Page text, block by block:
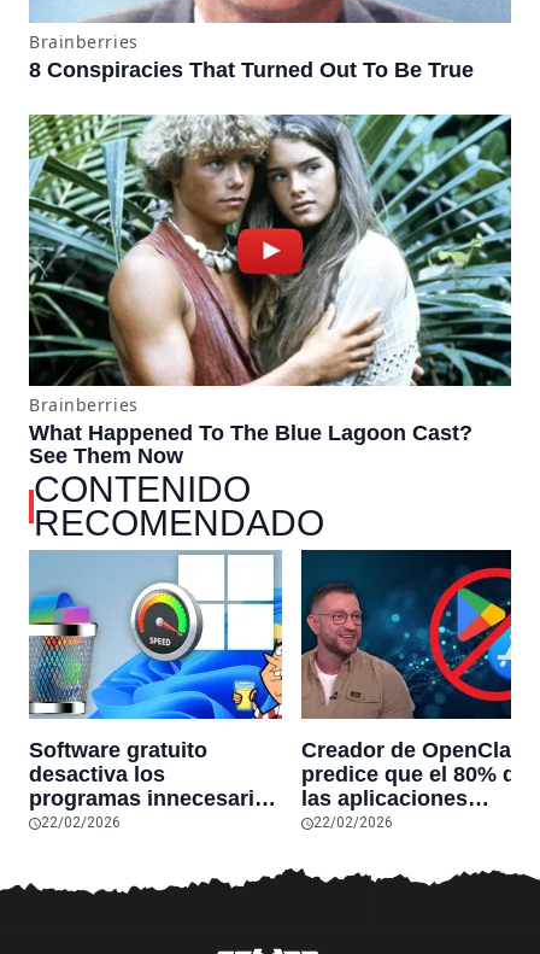
CONTENIDO
RECOMENDADO
Software gratuito
desactiva los
programas innecesarios
de Windows 11 y
reduciendo el uso de la
RAM y mucho más
22/02/2026
Creador de OpenClaw
predice que el 80% de
las aplicaciones
actuales
sobrevivirán las
aplicaciones con
22/02/2026